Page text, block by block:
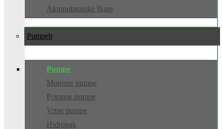
Akumulatorske škare
Pumpe
Pumpe
Motorne pumpe
Potopne pumpe
Vrtne pumpe
Hidropak